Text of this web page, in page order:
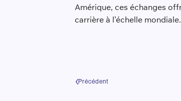
Amérique, ces échanges
carrière à l’échelle mondiale.
Précédent